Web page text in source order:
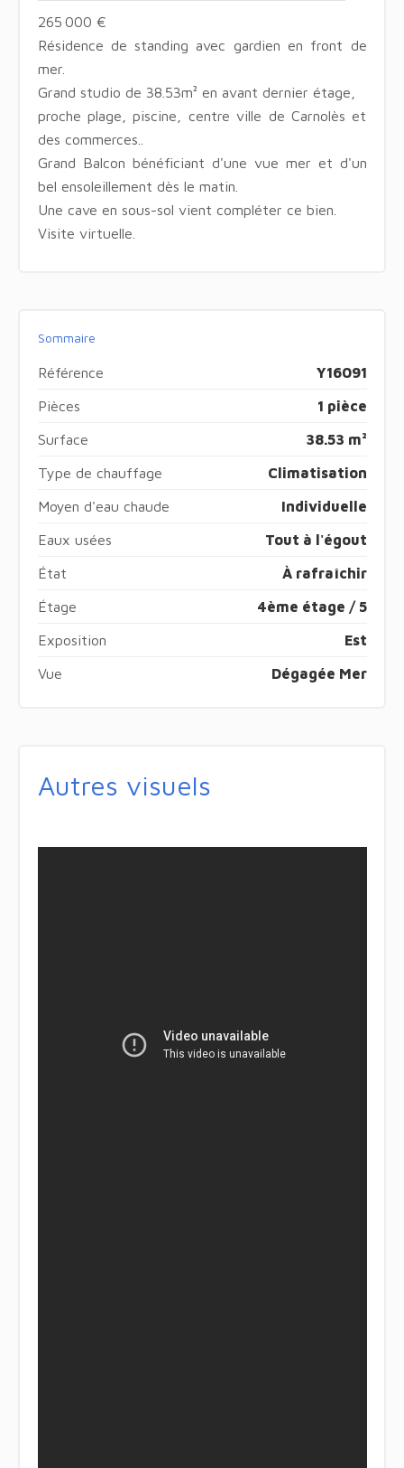
265 000 €
Résidence de standing avec gardien en front de
mer.
Grand studio de 38.53m² en avant dernier étage,
proche plage, piscine, centre ville de Carnolès et
des commerces..
Grand Balcon bénéficiant d'une vue mer et d'un
bel ensoleillement dès le matin.
Une cave en sous-sol vient compléter ce bien.
Visite virtuelle.
Sommaire
Référence Y16091
Pièces 1 pièce
Surface 38.53 m²
Type de chauffage Climatisation
Moyen d'eau chaude Individuelle
Eaux usées Tout à l'égout
État À rafraîchir
Étage 4ème étage / 5
Exposition Est
Vue Dégagée Mer
Autres visuels